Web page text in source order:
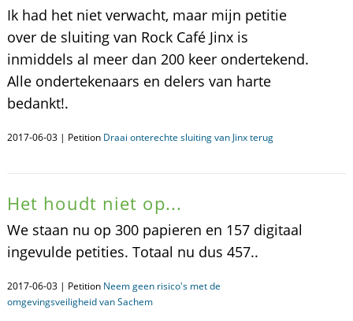
Ik had het niet verwacht, maar mijn petitie
over de sluiting van Rock Café Jinx is
inmiddels al meer dan 200 keer ondertekend.
Alle ondertekenaars en delers van harte
bedankt!.
2017-06-03 | Petition Draai onterechte sluiting van Jinx terug
Het houdt niet op...
We staan nu op 300 papieren en 157 digitaal
ingevulde petities. Totaal nu dus 457..
2017-06-03 | Petition Neem geen risico's met de
omgevingsveiligheid van Sachem